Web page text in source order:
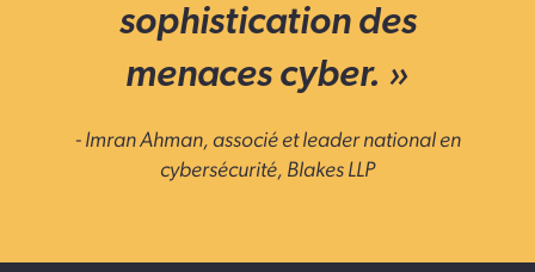
sophistication des
menaces cyber. »
- Imran Ahman, associé et leader national en
cybersécurité, Blakes LLP